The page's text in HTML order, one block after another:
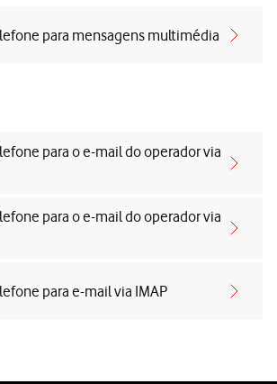
para mensagens multimédia
para o e-mail do operador via
para o e-mail do operador via
para e-mail via IMAP